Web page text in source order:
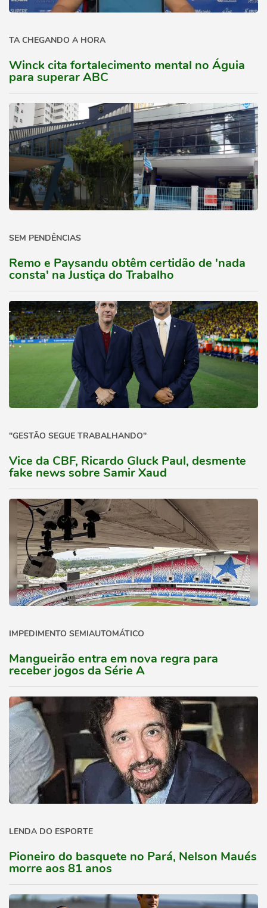
TA CHEGANDO A HORA
Winck cita fortalecimento mental no Águia
para superar ABC
SEM PENDÊNCIAS
Remo e Paysandu obtêm certidão de 'nada
consta' na Justiça do Trabalho
"GESTÃO SEGUE TRABALHANDO"
Vice da CBF, Ricardo Gluck Paul, desmente
fake news sobre Samir Xaud
IMPEDIMENTO SEMIAUTOMÁTICO
Mangueirão entra em nova regra para
receber jogos da Série A
LENDA DO ESPORTE
Pioneiro do basquete no Pará, Nelson Maués
morre aos 81 anos